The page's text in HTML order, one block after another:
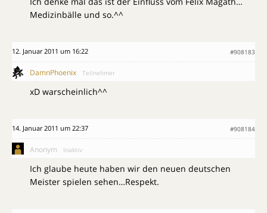
Medizinbälle und so.^^
12. Januar 2011 um 16:22 #908183
DamnPhoenix Teilnehmer
xD warscheinlich^^
14. Januar 2011 um 22:37 #908184
Anonym Inaktiv
Ich glaube heute haben wir den neuen deutschen
Meister spielen sehen…Respekt.